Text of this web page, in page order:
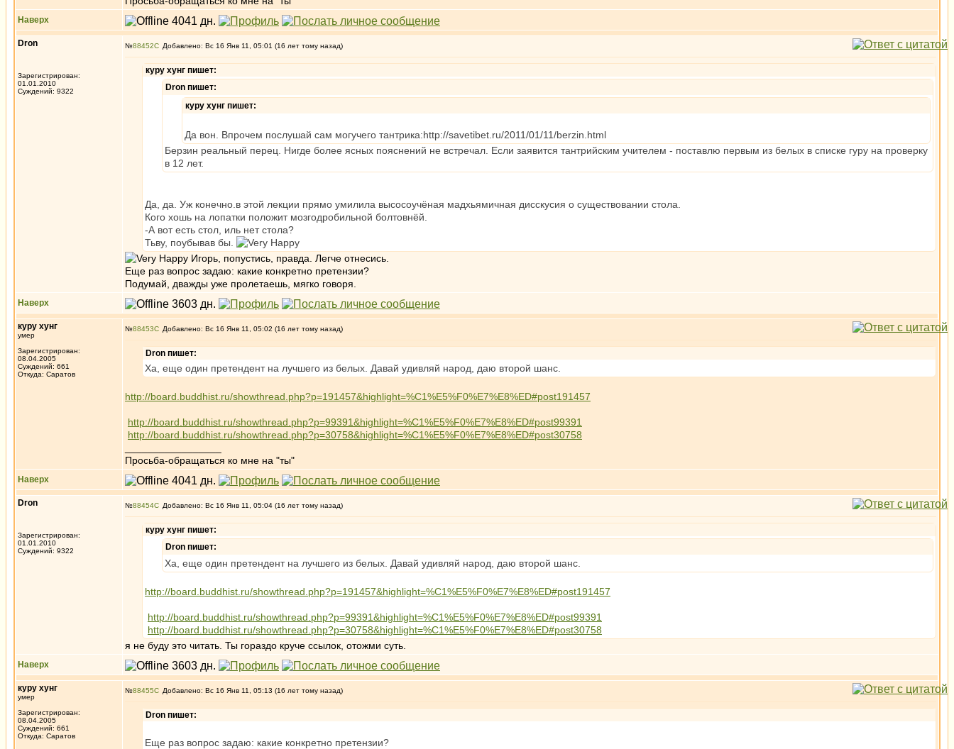
Наверх
Dron
Зарегистрирован:
01.01.2010
Суждений: 9322
№88452 Добавлено: Вс 16 Янв 11, 05:01 (16 лет тому назад)
куру хунг пишет:
Dron пишет:
куру хунг пишет:
Да вон. Впрочем послушай сам могучего тантрика:http://savetibet.ru/2011/01/11/berzin.html
Берзин реальный перец. Нигде более ясных пояснений не встречал. Если заявится тантрийским учителем - поставлю первым из белых в списке гуру на проверку
в 12 лет.
Да, да. Уж конечно.в этой лекции прямо умилила высосоучёная мадхьямичная дисскусия о существовании стола.
Кого хошь на лопатки положит мозгодробильной болтовнёй.
-А вот есть стол, иль нет стола?
Тьву, поубывав бы.
Игорь, попустись, правда. Легче отнесись.
Еще раз вопрос задаю: какие конкретно претензии?
Подумай, дважды уже пролетаешь, мягко говоря.
Наверх
куру хунг
умер
Зарегистрирован:
08.04.2005
Суждений: 661
Откуда: Саратов
№88453 Добавлено: Вс 16 Янв 11, 05:02 (16 лет тому назад)
Dron пишет:
Ха, еще один претендент на лучшего из белых. Давай удивляй народ, даю второй шанс.
http://board.buddhist.ru/showthread.php?p=191457&highlight=%C1%E5%F0%E7%E8%ED#post191457
http://board.buddhist.ru/showthread.php?p=99391&highlight=%C1%E5%F0%E7%E8%ED#post99391
http://board.buddhist.ru/showthread.php?p=30758&highlight=%C1%E5%F0%E7%E8%ED#post30758
Просьба-обращаться ко мне на "ты"
Наверх
Dron
Зарегистрирован:
01.01.2010
Суждений: 9322
№88454 Добавлено: Вс 16 Янв 11, 05:04 (16 лет тому назад)
куру хунг пишет:
Dron пишет:
Ха, еще один претендент на лучшего из белых. Давай удивляй народ, даю второй шанс.
http://board.buddhist.ru/showthread.php?p=191457&highlight=%C1%E5%F0%E7%E8%ED#post191457
http://board.buddhist.ru/showthread.php?p=99391&highlight=%C1%E5%F0%E7%E8%ED#post99391
http://board.buddhist.ru/showthread.php?p=30758&highlight=%C1%E5%F0%E7%E8%ED#post30758
я не буду это читать. Ты гораздо круче ссылок, отожми суть.
Наверх
куру хунг
умер
Зарегистрирован:
08.04.2005
Суждений: 661
Откуда: Саратов
№88455 Добавлено: Вс 16 Янв 11, 05:13 (16 лет тому назад)
Dron пишет:
Еще раз вопрос задаю: какие конкретно претензии?